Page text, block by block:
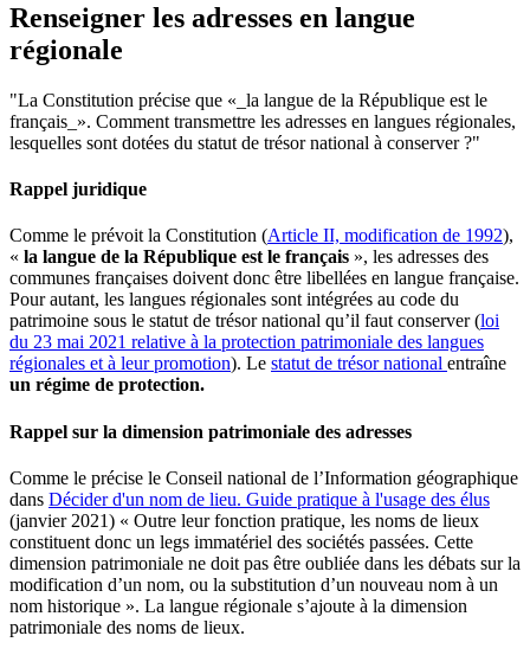
Renseigner les adresses en langue
régionale
"La Constitution précise que «_la langue de la République est le
français_». Comment transmettre les adresses en langues régionales,
lesquelles sont dotées du statut de trésor national à conserver ?"
Rappel juridique
Comme le prévoit la Constitution (Article II, modification de 1992),
« la langue de la République est le français », les adresses des
communes françaises doivent donc être libellées en langue française.
Pour autant, les langues régionales sont intégrées au code du
patrimoine sous le statut de trésor national qu’il faut conserver (loi
du 23 mai 2021 relative à la protection patrimoniale des langues
régionales et à leur promotion). Le statut de trésor national entraîne
un régime de protection.
Rappel sur la dimension patrimoniale des adresses
Comme le précise le Conseil national de l’Information géographique
dans Décider d'un nom de lieu. Guide pratique à l'usage des élus
(janvier 2021) « Outre leur fonction pratique, les noms de lieux
constituent donc un legs immatériel des sociétés passées. Cette
dimension patrimoniale ne doit pas être oubliée dans les débats sur la
modification d’un nom, ou la substitution d’un nouveau nom à un
nom historique ». La langue régionale s’ajoute à la dimension
patrimoniale des noms de lieux.